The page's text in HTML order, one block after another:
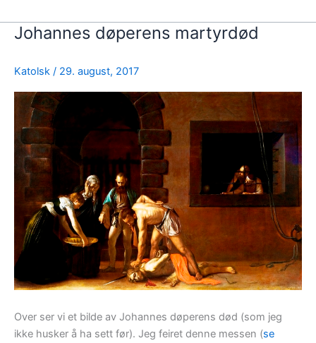
Johannes døperens martyrdød
Katolsk / 29. august, 2017
Over ser vi et bilde av Johannes døperens død (som jeg
ikke husker å ha sett før). Jeg feiret denne messen (se